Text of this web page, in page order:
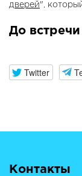
дверей",
До
Twitter
Контакты